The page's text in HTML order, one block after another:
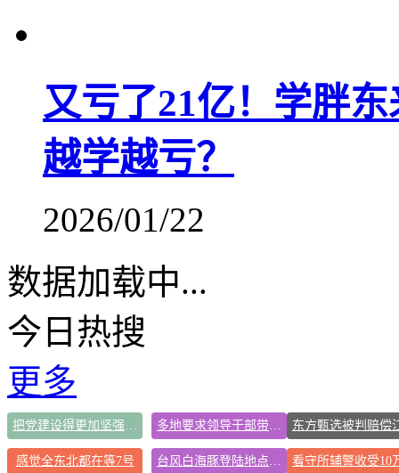
又亏了21亿！学胖
越学越亏？
2026/01/22
数据加载中...
今日热搜
更多
把党建设得更加坚强有力 多地要求领导干部带头休假
感觉全东北都在等7号 台风白海豚登陆地点更新